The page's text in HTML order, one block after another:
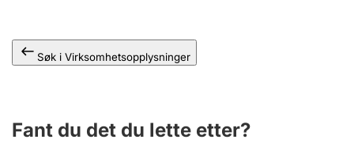
Søk i Virksomhetsopplysninger
Fant du det du lette etter?